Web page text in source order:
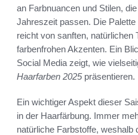
an Farbnuancen und Stilen,
Jahreszeit passen. Die Palette
reicht von sanften, natürlichen
farbenfrohen Akzenten. Ein
Social Media zeigt, wie
Haarfarben 2025präsentieren.
Ein wichtiger Aspekt dieser
in der Haarfärbung. Immer
natürliche Farbstoffe, weshalb